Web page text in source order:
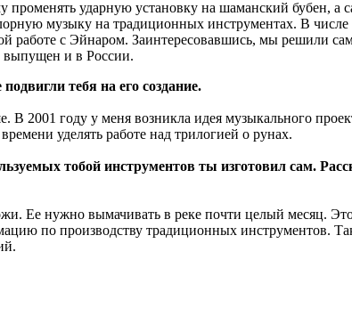
ударную установку на шаманский бубен,
музыку на традиционных инструментах. В числе
работе с Эйнаром. Заинтересовавшись, мы решили
выпущен и в России.
тебя на его создание.
2001 году у меня возникла идея музыкального
уделять работе над трилогией о рунах.
тобой инструментов ты изготовил сам.
Ее нужно вымачивать в реке почти целый месяц.
по производству традиционных инструментов.